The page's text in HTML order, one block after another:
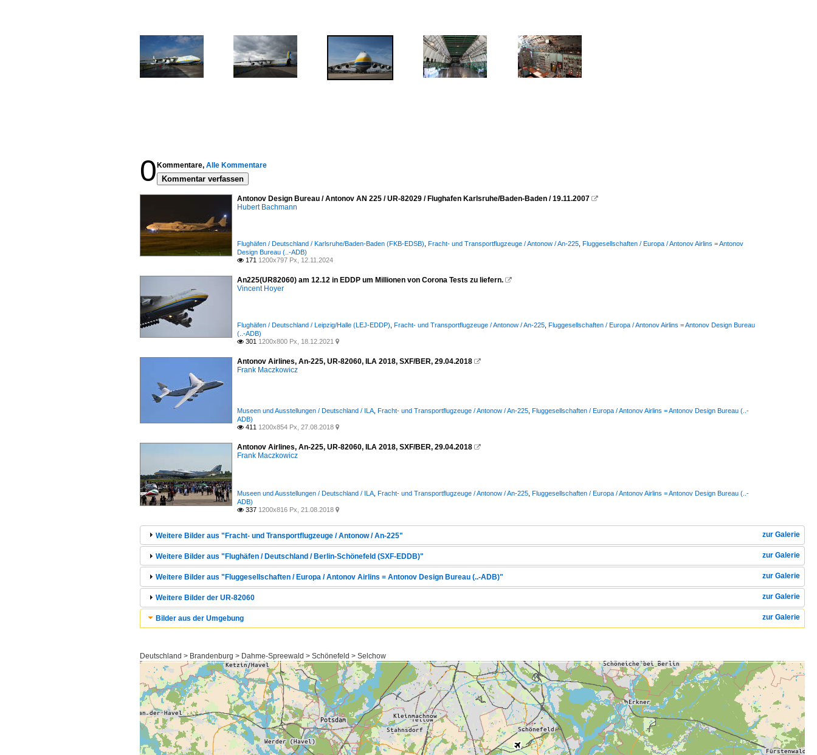
0 Kommentare, Alle Kommentare
Kommentar verfassen
Antonov Design Bureau / Antonov AN 225 / UR-82029 / Flughafen Karlsruhe/Baden-Baden / 19.11.2007 
Hubert Bachmann
Flughäfen / Deutschland / Karlsruhe/Baden-Baden (FKB-EDSB) Fracht- und Transportflugzeuge / Antonow / An-225 Fluggesellschaften / Europa / Antonov Airlins = Antonov
Design Bureau (..-ADB)
 171 1200x797 Px, 12.11.2024
An225(UR82060) am 12.12 in EDDP um Millionen von Corona Tests zu liefern. 
Vincent Hoyer
Flughäfen / Deutschland / Leipzig/Halle (LEJ-EDDP) Fracht- und Transportflugzeuge / Antonow / An-225 Fluggesellschaften / Europa / Antonov Airlins = Antonov Design Bureau
(..-ADB)
 301 1200x800 Px, 18.12.2021 
Antonov Airlines, An-225, UR-82060, ILA 2018, SXF/BER, 29.04.2018 
Frank Maczkowicz
Museen und Ausstellungen / Deutschland / ILA Fracht- und Transportflugzeuge / Antonow / An-225 Fluggesellschaften / Europa / Antonov Airlins = Antonov Design Bureau (..-
ADB)
 411 1200x854 Px, 27.08.2018 
Antonov Airlines, An-225, UR-82060, ILA 2018, SXF/BER, 29.04.2018 
Frank Maczkowicz
Museen und Ausstellungen / Deutschland / ILA Fracht- und Transportflugzeuge / Antonow / An-225 Fluggesellschaften / Europa / Antonov Airlins = Antonov Design Bureau (..-
ADB)
 337 1200x816 Px, 21.08.2018 
zur Galerie
Weitere Bilder aus "Fracht- und Transportflugzeuge / Antonow / An-225"
zur Galerie
Weitere Bilder aus "Flughäfen / Deutschland / Berlin-Schönefeld (SXF-EDDB)"
zur Galerie
Weitere Bilder aus "Fluggesellschaften / Europa / Antonov Airlins = Antonov Design Bureau (..-ADB)"
zur Galerie
Weitere Bilder der UR-82060
zur Galerie
Bilder aus der Umgebung
Deutschland > Brandenburg > Dahme-Spreewald > Schönefeld > Selchow